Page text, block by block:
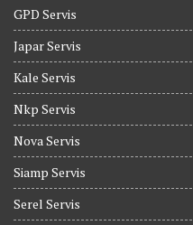
GPD Servis
Japar Servis
Kale Servis
Nkp Servis
Nova Servis
Siamp Servis
Serel Servis